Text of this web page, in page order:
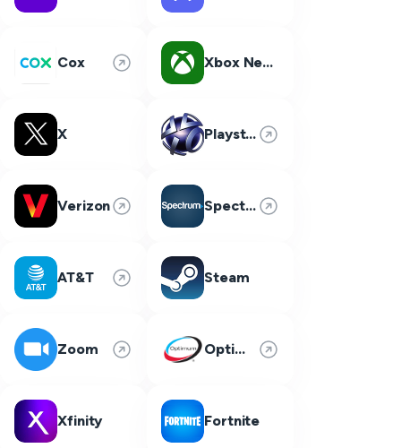
Cox Xbox Network
X Playstation Network
Verizon Spectrum
AT&T Steam
Zoom Optimum
Xfinity Fortnite